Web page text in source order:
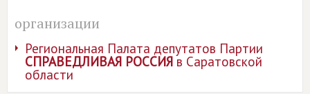
организации
Региональная Палата депутатов Партии
СПРАВЕДЛИВАЯ РОССИЯв Саратовской
области